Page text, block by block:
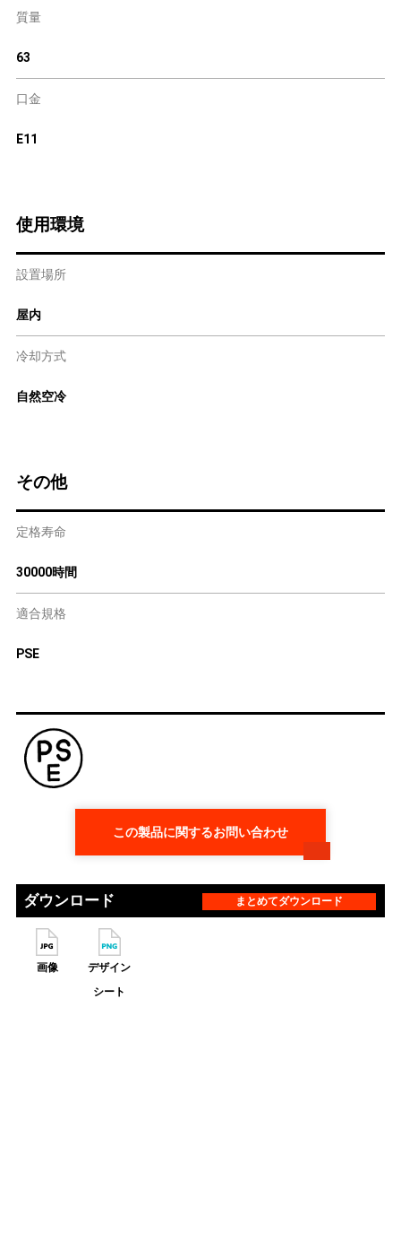
質量
63
口金
E11
使用環境
設置場所
屋内
冷却方式
自然空冷
その他
定格寿命
30000時間
適合規格
PSE
この製品に関するお問い合わせ
ダウンロード まとめてダウンロード
画像
デザイン
シート